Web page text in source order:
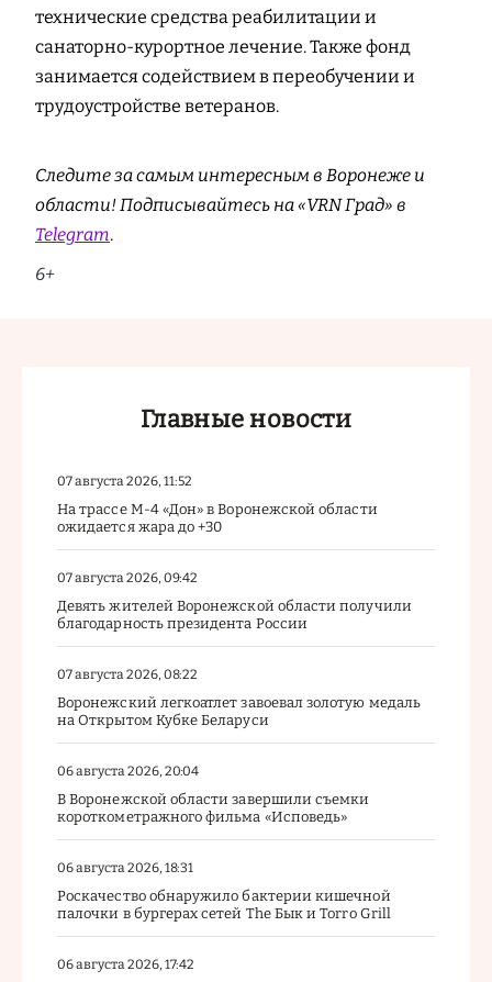
технические средства реабилитации и
санаторно-курортное лечение. Также фонд
занимается содействием в переобучении и
трудоустройстве ветеранов.
Следите за самым интересным в Воронеже и
области! Подписывайтесь на «VRN Град» в
Telegram.
6+
Главные новости
07 августа 2026, 11:52
На трассе М-4 «Дон» в Воронежской области
ожидается жара до +30
07 августа 2026, 09:42
Девять жителей Воронежской области получили
благодарность президента России
07 августа 2026, 08:22
Воронежский легкоатлет завоевал золотую медаль
на Открытом Кубке Беларуси
06 августа 2026, 20:04
В Воронежской области завершили съемки
короткометражного фильма «Исповедь»
06 августа 2026, 18:31
Роскачество обнаружило бактерии кишечной
палочки в бургерах сетей The Бык и Torro Grill
06 августа 2026, 17:42